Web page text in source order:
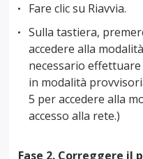
Fare clic su Riavvia.
Sulla tastiera,
accedere alla
necessario
in modalità
5 per accedere alla
accesso alla rete.)
Fase 2. Correggere